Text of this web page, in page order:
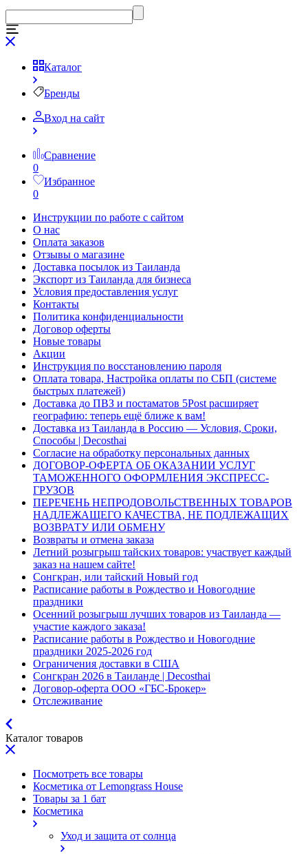
Каталог
Бренды
Вход на сайт
Сравнение
0
Избранное
0
Инструкции по работе с сайтом
О нас
Оплата заказов
Отзывы о магазине
Доставка посылок из Таиланда
Экспорт из Таиланда для бизнеса
Условия предоставления услуг
Контакты
Политика конфиденциальности
Договор оферты
Новые товары
Акции
Инструкция по восстановлению пароля
Оплата товара, Настройка оплаты по СБП (системе
быстрых платежей)
Доставка до ПВЗ и постаматов 5Post расширяет
географию: теперь ещё ближе к вам!
Доставка из Таиланда в Россию — Условия, Сроки,
Способы | Decosthai
Согласие на обработку персональных данных
ДОГОВОР-ОФЕРТА ОБ ОКАЗАНИИ УСЛУГ
ТАМОЖЕННОГО ОФОРМЛЕНИЯ ЭКСПРЕСС-
ГРУЗОВ
ПЕРЕЧЕНЬ НЕПРОДОВОЛЬСТВЕННЫХ ТОВАРОВ
НАДЛЕЖАЩЕГО КАЧЕСТВА, НЕ ПОДЛЕЖАЩИХ
ВОЗВРАТУ ИЛИ ОБМЕНУ
Возвраты и отмена заказа
Летний розыгрыш тайских товаров: участвует каждый
заказ на нашем сайте!
Сонгкран, или тайский Новый год
Расписание работы в Рождество и Новогодние
праздники
Осенний розыгрыш лучших товаров из Таиланда —
участие каждого заказа!
Расписание работы в Рождество и Новогодние
праздники 2025-2026 год
Ограничения доставки в США
Сонгкран 2026 в Таиланде | Decosthai
Договор-оферта ООО «ГБС-Брокер»
Отслеживание
Каталог товаров
Посмотреть все товары
Косметика от Lemongrass House
Товары за 1 бат
Косметика
Уход и защита от солнца